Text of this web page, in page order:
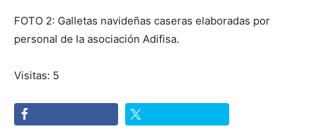
FOTO 2: Galletas navideñas caseras elaboradas por
personal de la asociación Adifisa.
Visitas: 5